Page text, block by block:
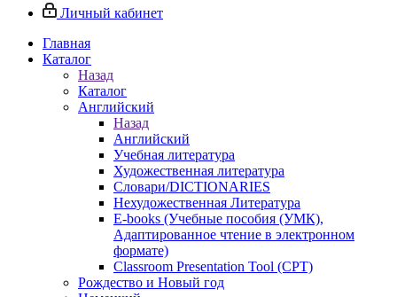
Личный кабинет
Главная
Каталог
Назад
Каталог
Английский
Назад
Английский
Учебная литература
Художественная литература
Словари/DICTIONARIES
Нехудожественная Литература
E-books (Учебные пособия (УМК),
Адаптированное чтение в электронном
формате)
Classroom Presentation Tool (CPT)
Рождество и Новый год